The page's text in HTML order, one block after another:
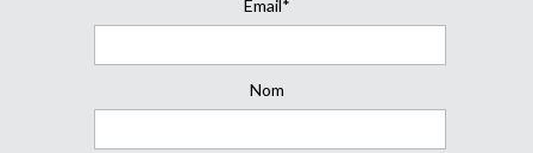
Email*
Nom